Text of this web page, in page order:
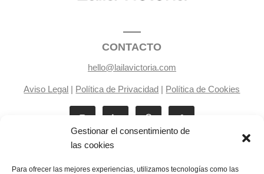
Gestionar el consentimiento de
las cookies
Para ofrecer las mejores experiencias, utilizamos tecnologías como las
CONTACTO
hello@lailavictoria.com
Aviso Legal | Política de Privacidad | Política de Cookies